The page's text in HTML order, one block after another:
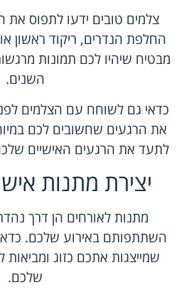
צלמים טובים ידעו לתפוס את
החלפת הנדרים, ריקוד ראשון
מבטיח שיהיו לכם תמונות
השנים.
כדאי גם לשוחח עם הצלמים
את הרגעים שחשובים לכם
לתעד את הרגעים האישיים
יצירת מתנות
מתנות לאורחים הן דרך
השתתפותם באירוע שלכם.
שמייצגות אתכם כזוג ומביאות
שלכם.